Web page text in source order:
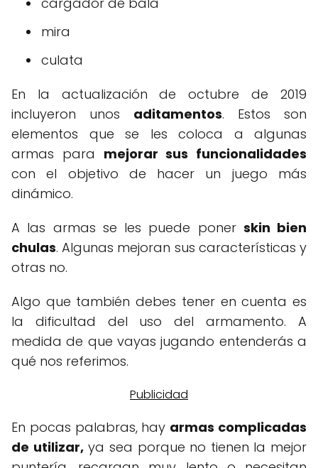
mira
culata
En la actualización de octubre de 2019
incluyeron unos aditamentos. Estos son
elementos que se les coloca a algunas
armas para mejorar sus funcionalidades
con el objetivo de hacer un juego más
dinámico.
A las armas se les puede poner skin bien
chulas. Algunas mejoran sus características y
otras no.
Algo que también debes tener en cuenta es
la dificultad del uso del armamento. A
medida de que vayas jugando entenderás a
qué nos referimos.
En pocas palabras, hay armas complicadas
de utilizar,ya sea porque no tienen la mejor